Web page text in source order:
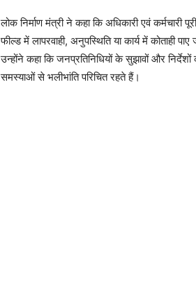
लोक निर्माण मंत्री ने कहा कि अधिकारी एवं कर्मचारी
फील्ड में लापरवाही, अनुपस्थिति या कार्य में कोताही
उन्होंने कहा कि जनप्रतिनिधियों के सुझावों और
समस्याओं से भलीभांति परिचित रहते हैं।